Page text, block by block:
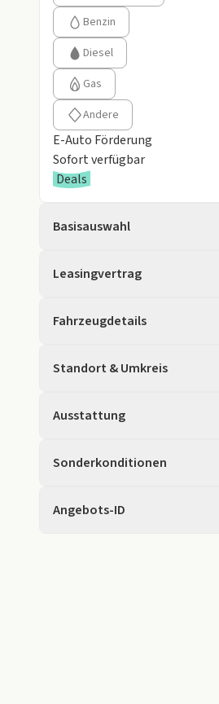
Benzin
Diesel
Gas
Andere
E-Auto Förderung
Sofort verfügbar
Deals
Basisauswahl
Leasingvertrag
Fahrzeugdetails
Standort & Umkreis
Ausstattung
Sonderkonditionen
Angebots-ID